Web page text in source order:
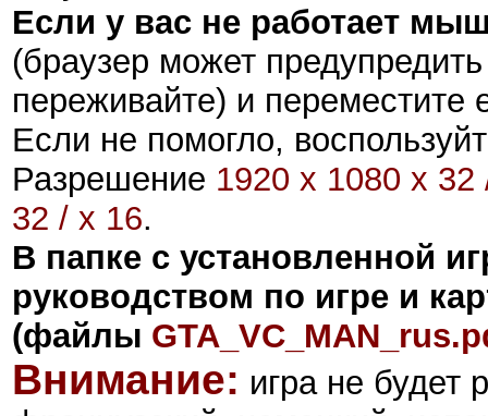
Если у вас не работает
(браузер может
переживайте) и переместите
Если не помогло,
Разрешение 1920 x 1080 x 32
32 / x 16.
В папке с установленной
руководством по игре и
(файлы
Внимание: игра не будет